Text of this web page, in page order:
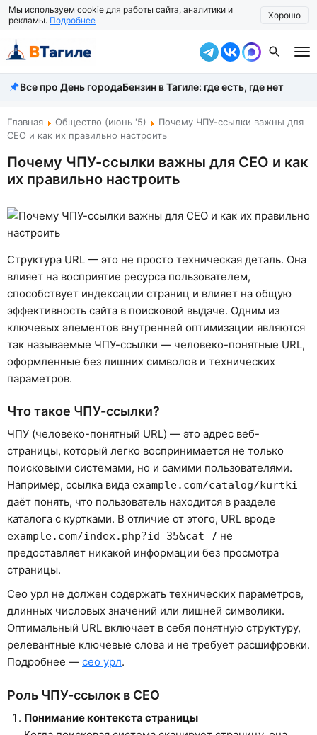
Мы используем cookie для работы сайта, аналитики и
рекламы. Подробнее Хорошо
Все новости
Происшествия
Власть
Жизнь
Экономика
Общество
Рассказать новость
Все про День городаБензин в Тагиле: где есть, где нет
Главная Общество (июнь '5)
Почему ЧПУ-ссылки важны для
СЕО и как их правильно настроить
Почему ЧПУ-ссылки важны для СЕО и как
их правильно настроить
Структура URL — это не просто техническая деталь. Она
влияет на восприятие ресурса пользователем,
способствует индексации страниц и влияет на общую
эффективность сайта в поисковой выдаче. Одним из
ключевых элементов внутренней оптимизации являются
так называемые ЧПУ-ссылки — человеко-понятные URL,
оформленные без лишних символов и технических
параметров.
Что такое ЧПУ-ссылки?
ЧПУ (человеко-понятный URL) — это адрес веб-
страницы, который легко воспринимается не только
поисковыми системами, но и самими пользователями.
Например, ссылка вида example.com/catalog/kurtki
даёт понять, что пользователь находится в разделе
каталога с куртками. В отличие от этого, URL вроде
example.com/index.php?id=35&cat=7 не
предоставляет никакой информации без просмотра
страницы.
Сео урл не должен содержать технических параметров,
длинных числовых значений или лишней символики.
Оптимальный URL включает в себя понятную структуру,
релевантные ключевые слова и не требует расшифровки.
Подробнее — сео урл.
Роль ЧПУ-ссылок в СЕО
Понимание контекста страницы